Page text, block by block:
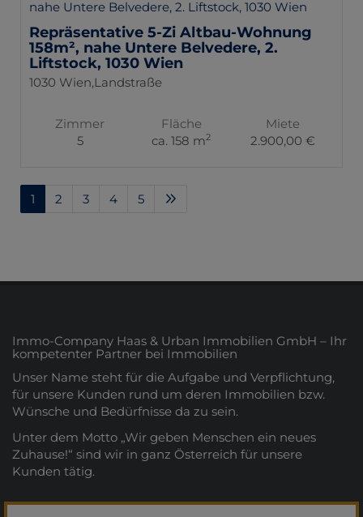
Repräsentative 5-Zi Altbau-Wohnung
158m², nahe Untere Belvedere, 2.
Liftstock, 1030 Wien
1030 Wien,Landstraße
Zimmer
5
Fläche
ca. 158 m2
Miete
2.900,00 €
1 2 3 4 5
Immo-Company Haas & Urban Immobilien GmbH – Ihr
kompetenter Partner bei Immobilien
Unser Name steht für die Aufgabe und Verpflichtung,
für unsere Kunden rund um deren Immobilien bzw.
Wünsche und Bedürfnisse da zu sein.
Unter dem Motto „Wir geben Menschen ein neues
Zuhause!“ sind wir in ganz Österreich für unsere
Kunden tätig.